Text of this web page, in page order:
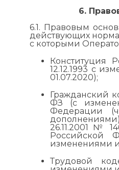
6.
6.1. Правовым
действующих
с которыми
Конституция
12.12.1993 с
01.07.2020);
Гражданский
ФЗ (с
Федерации
26.11.2001 №
Российской
изменениями
Трудовой